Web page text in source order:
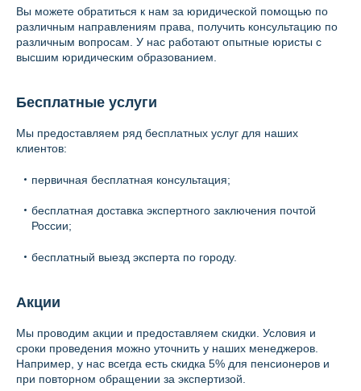
Вы можете обратиться к нам за юридической помощью по
различным направлениям права, получить консультацию по
различным вопросам. У нас работают опытные юристы с
высшим юридическим образованием.
Бесплатные услуги
Мы предоставляем ряд бесплатных услуг для наших
клиентов:
первичная бесплатная консультация;
бесплатная доставка экспертного заключения почтой
России;
бесплатный выезд эксперта по городу.
Акции
Мы проводим акции и предоставляем скидки. Условия и
сроки проведения можно уточнить у наших менеджеров.
Например, у нас всегда есть скидка 5% для пенсионеров и
при повторном обращении за экспертизой.